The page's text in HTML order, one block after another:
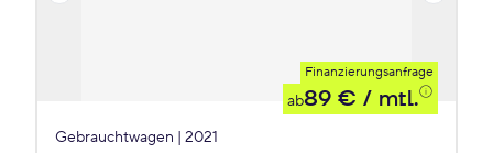
Finanzierungsanfrage
ab89 € / mtl.
Gebrauchtwagen | 2021